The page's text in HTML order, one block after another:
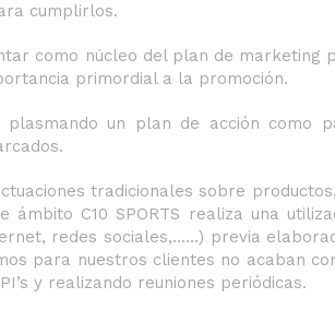
cumplirlos.
como núcleo del plan de marketing
primordial a la promoción.
un plan de acción
tradicionales sobre
C10 SPORTS realiza una
redes sociales,……) previa
para nuestros clientes no acaban
y realizando reuniones periódicas.